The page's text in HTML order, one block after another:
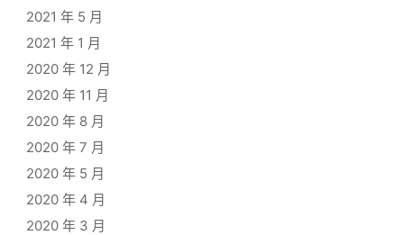
2021 年 5 月
2021 年 1 月
2020 年 12 月
2020 年 11 月
2020 年 8 月
2020 年 7 月
2020 年 5 月
2020 年 4 月
2020 年 3 月